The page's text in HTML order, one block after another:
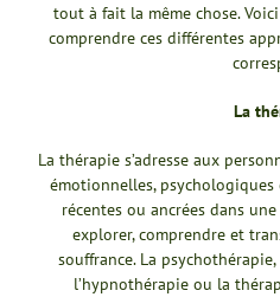
tout à fait la même chose.
comprendre ces différentes
La
La thérapie s’adresse aux
émotionnelles,
récentes ou ancrées dans
explorer, comprendre et
souffrance. La
l’hypnothérapie ou la